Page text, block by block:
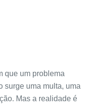
que um problema
surge uma multa, uma
Mas a realidade é